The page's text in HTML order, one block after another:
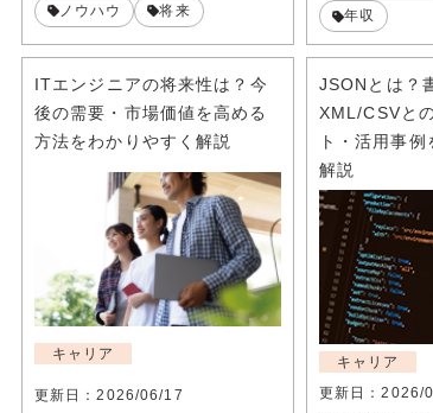
ノウハウ 将来
年収
ITエンジニアの将来性は？今
後の需要・市場価値を高める
方法をわかりやすく解説
キャリア
更新日：2026/06/17
JSONとは？
XML/CSVと
ト・活用事例
解説
キャリア
更新日：2026/